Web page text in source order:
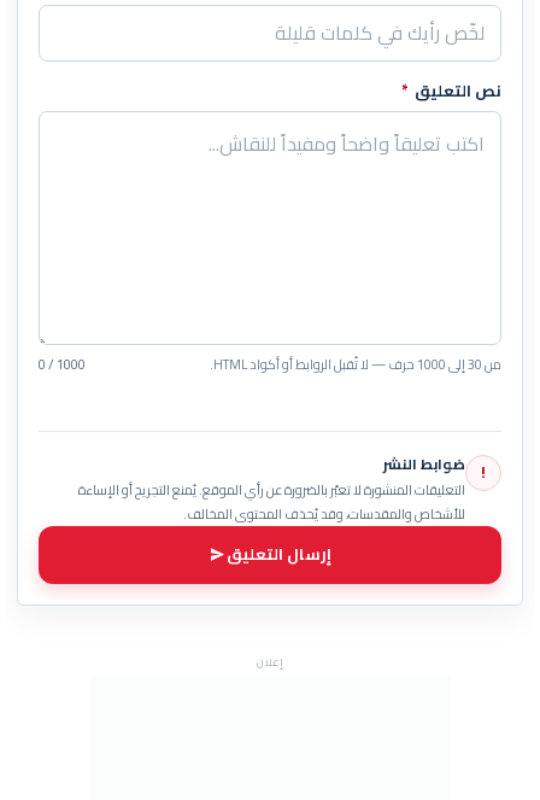
نص التعليق *
من 30 إلى 1000 حرف — لا تُقبل الروابط أو أكواد HTML. 0 / 1000
! ضوابط النشر
التعليقات المنشورة لا تعبّر بالضرورة عن رأي الموقع. يُمنع التجريح أو الإساءة
للأشخاص والمقدسات، وقد يُحذف المحتوى المخالف.
إرسال التعليق
إعلان